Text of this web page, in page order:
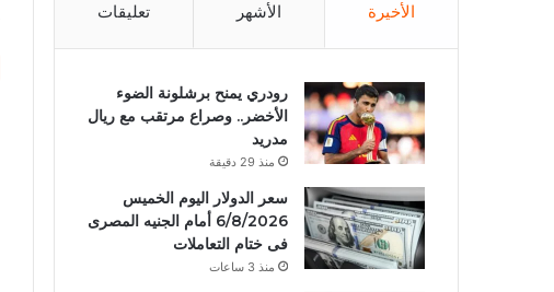
الأخيرة الأشهر تعليقات
رودري يمنح برشلونة الضوء
الأخضر.. وصراع مرتقب مع ريال
مدريد
منذ 29 دقيقة
سعر الدولار اليوم الخميس
6/8/2026 أمام الجنيه المصرى
فى ختام التعاملات
منذ 3 ساعات